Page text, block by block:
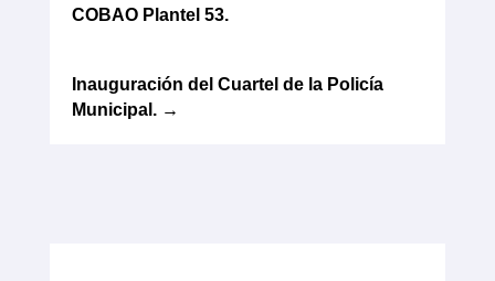
COBAO Plantel 53.
Inauguración del Cuartel de la Policía
Municipal.→